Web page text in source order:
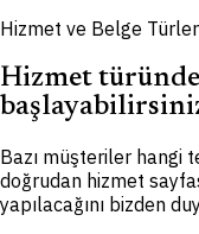
Hizmet ve Belge
Hizmet
Bazı müşteriler hangi
doğrudan hizmet
yapılacağını bizden